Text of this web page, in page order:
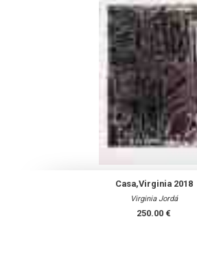
Casa,Virginia 2018
Virginia Jordá
250.00 €